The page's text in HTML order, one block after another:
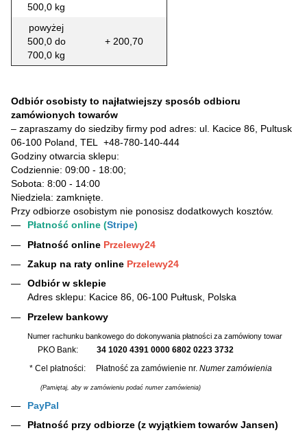
500,0 kg
powyżej
500,0 do
700,0 kg
+ 200,70
Odbiór osobisty to najłatwiejszy sposób odbioru
zamówionych towarów
– zapraszamy do siedziby firmy pod adres: ul. Kacice 86, Pultusk
06-100 Poland, TEL +48-780-140-444
Godziny otwarcia sklepu:
Codziennie: 09:00 - 18:00;
Sobota: 8:00 - 14:00
Niedziela: zamknięte.
Przy odbiorze osobistym nie ponosisz dodatkowych kosztów.
Płatność online (Stripe)
Płatność online Przelewy24
Zakup na raty online Przelewy24
Odbiór w sklepie
Adres sklepu: Kacice 86, 06-100 Pułtusk, Polska
Przelew bankowy
Numer rachunku bankowego do dokonywania płatności za zamówiony towar
PKO Bank: 34 1020 4391 0000 6802 0223 3732
* Cel płatności: Płatność za zamówienie nr. Numer zamówienia
(Pamiętaj, aby w zamówieniu podać numer zamówienia)
PayPal
Płatność przy odbiorze (z wyjątkiem towarów Jansen)